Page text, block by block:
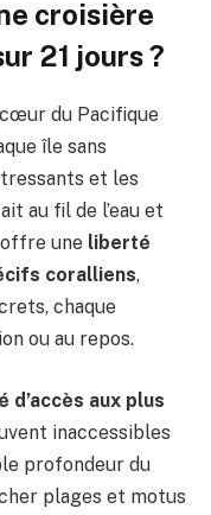
croisière
21 jours ?
du Pacifique
île sans
et les
au fil de l’eau et
une liberté
coralliens,
chaque
ou au repos.
d’accès aux plus
inaccessibles
profondeur du
plages et motus